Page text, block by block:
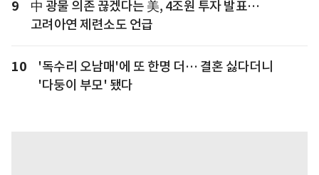
9
中 광물 의존 끊겠다는 美, 4조원 투자 발표…
고려아연 제련소도 언급
10
'독수리 오남매'에 또 한명 더… 결혼 싫다더니
'다둥이 부모' 됐다